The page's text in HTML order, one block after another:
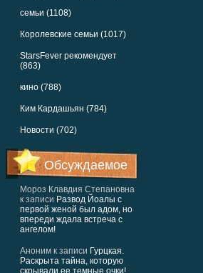
семьи (1108)
Королевские семьи (1017)
StarsFever рекомендует
(863)
кино (788)
Ким Кардашьян (784)
Новости (702)
Обсуждаемое
Мороз Клавдия Степановна
к записи Развод Йоалы с
первой женой был адом, но
впереди ждала встреча с
ангелом!
Аноним к записи Гурцкая.
Раскрыта тайна, которую
скрывали ее темные очки!